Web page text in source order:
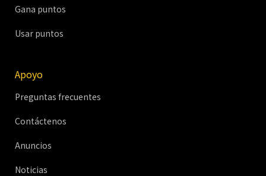
Gana puntos
Usar puntos
Apoyo
Preguntas frecuentes
Contáctenos
Anuncios
Noticias